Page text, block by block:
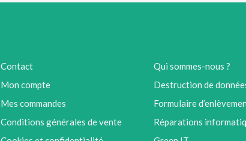
Contact
Mon compte
Mes commandes
Conditions générales de vente
Qui sommes-nous ?
Destruction de
Formulaire
Réparations